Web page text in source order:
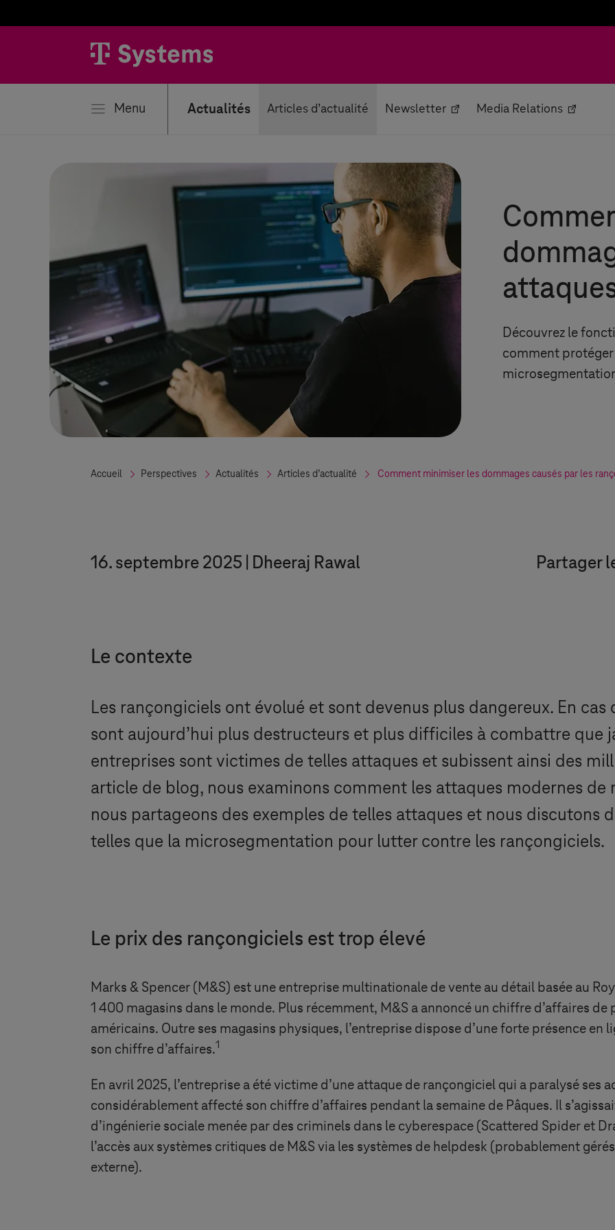
Menu Actualités Articles d’actualité Newsletter Media Relations
Découvrez le
comment
Accueil Perspectives Actualités Articles d’actualité Comment minimiser les dommages causés par les
16. septembre 2025 Dheeraj Rawal Partager
Le contexte
Les rançongiciels ont évolué et sont devenus plus dangereux. En cas
sont aujourd’hui plus destructeurs et plus difficiles à combattre que
entreprises sont victimes de telles attaques et subissent ainsi des
article de blog, nous examinons comment les attaques modernes de
nous partageons des exemples de telles attaques et nous discutons
telles que la microsegmentation pour lutter contre les rançongiciels.
Le prix des rançongiciels est trop élevé
Marks & Spencer (M&S) est une entreprise multinationale de vente au détail basée au
1 400 magasins dans le monde. Plus récemment, M&S a annoncé un chiffre d’affaires
américains. Outre ses magasins physiques, l’entreprise dispose d’une forte présence en
son chiffre d’affaires.1
En avril 2025, l’entreprise a été victime d’une attaque de rançongiciel qui a paralysé ses
considérablement affecté son chiffre d’affaires pendant la semaine de Pâques. Il
d’ingénierie sociale menée par des criminels dans le cyberespace (Scattered Spider et
l’accès aux systèmes critiques de M&S via les systèmes de helpdesk (probablement
externe).